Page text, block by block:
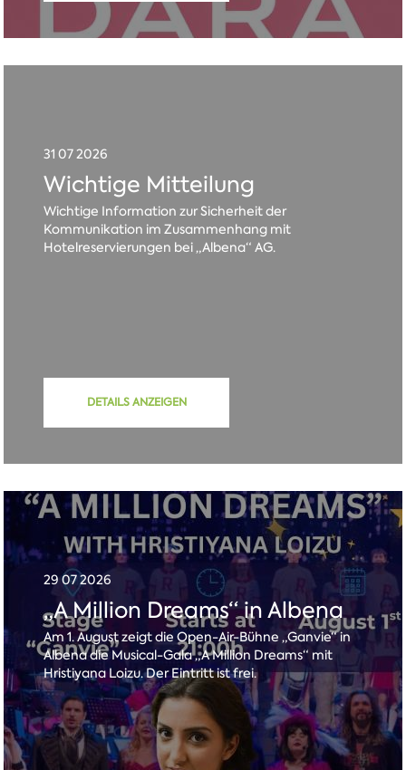
31 07 2026
Wichtige Mitteilung
Wichtige Information zur Sicherheit der
Kommunikation im Zusammenhang mit
Hotelreservierungen bei „Albena“ AG.
DETAILS ANZEIGEN
29 07 2026
„A Million Dreams“ in Albena
Am 1. August zeigt die Open-Air-Bühne „Ganvie“ in
Albena die Musical-Gala „A Million Dreams“ mit
Hristiyana Loizu. Der Eintritt ist frei.